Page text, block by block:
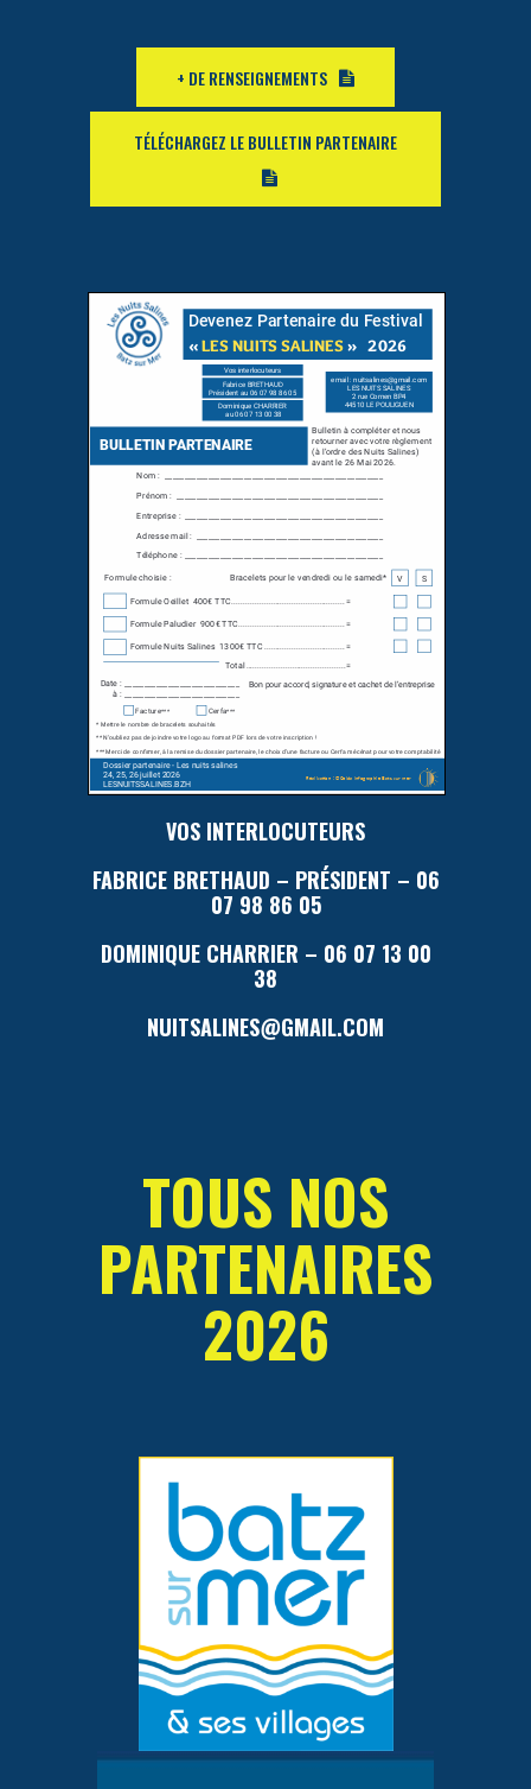
+ DE RENSEIGNEMENTS
TÉLÉCHARGEZ LE BULLETIN PARTENAIRE
VOS INTERLOCUTEURS
FABRICE BRETHAUD – PRÉSIDENT – 06
07 98 86 05
DOMINIQUE CHARRIER – 06 07 13 00
38
NUITSALINES@GMAIL.COM
TOUS NOS
PARTENAIRES
2026